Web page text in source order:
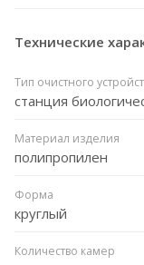
Технические
Тип очистного
станция
Материал изделия
полипропилен
Форма
круглый
Количество камер